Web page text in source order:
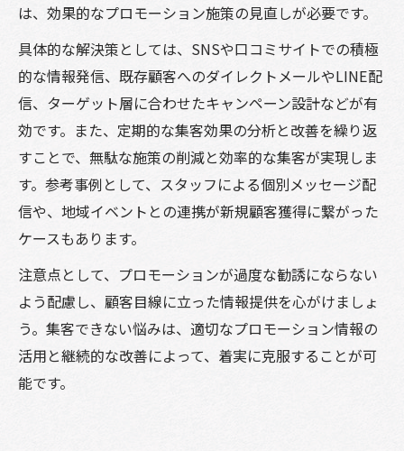
は、効果的なプロモーション施策の見直しが必要です。
具体的な解決策としては、SNSや口コミサイトでの積極
的な情報発信、既存顧客へのダイレクトメールやLINE配
信、ターゲット層に合わせたキャンペーン設計などが有
効です。また、定期的な集客効果の分析と改善を繰り返
すことで、無駄な施策の削減と効率的な集客が実現しま
す。参考事例として、スタッフによる個別メッセージ配
信や、地域イベントとの連携が新規顧客獲得に繋がった
ケースもあります。
注意点として、プロモーションが過度な勧誘にならない
よう配慮し、顧客目線に立った情報提供を心がけましょ
う。集客できない悩みは、適切なプロモーション情報の
活用と継続的な改善によって、着実に克服することが可
能です。